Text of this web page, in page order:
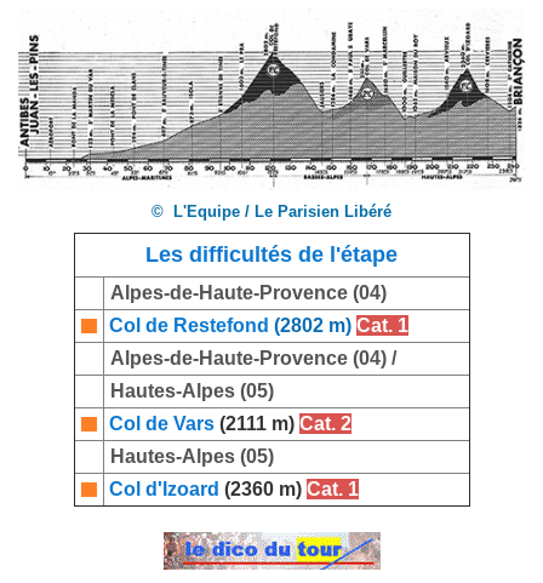
© L'Equipe / Le Parisien Libéré
Les difficultés de l'étape
Alpes-de-Haute-Provence (04)
Col de Restefond (2802 m) Cat. 1
Alpes-de-Haute-Provence (04) /
Hautes-Alpes (05)
Col de Vars(2111 m) Cat. 2
Hautes-Alpes (05)
Col d'Izoard (2360 m) Cat. 1